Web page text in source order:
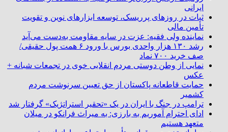
ایرانی
ثبات در روزهای پرریسک، توسعه ابزارهای نوین و تقویت
تأمین مالی
نماینده ولی فقیه: عزت در سایه مقاومت به‌دست می‌آید
رشد ۱۳۰ هزار واحدی بورس با ورود ۶ همت پول حقیقی/
صف خرید ۷۰۰ نماد
نمایی از وطن دوستی مردم انقلابی خوی در تجمعات شبانه +
عکس
حمایت قاطعانه پاکستان از حق تعیین سرنوشت مردم
کشمیر
ترامپ در جنگ با ایران در یک «تحقیر استراتژیک» گرفتار شد
ادای احترام آموریم به بارزی: به میراث فرانکو در میلان
متعهد هستیم